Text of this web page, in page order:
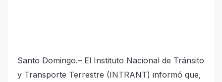
Santo Domingo.– El Instituto Nacional de Tránsito
y Transporte Terrestre (INTRANT) informó que,